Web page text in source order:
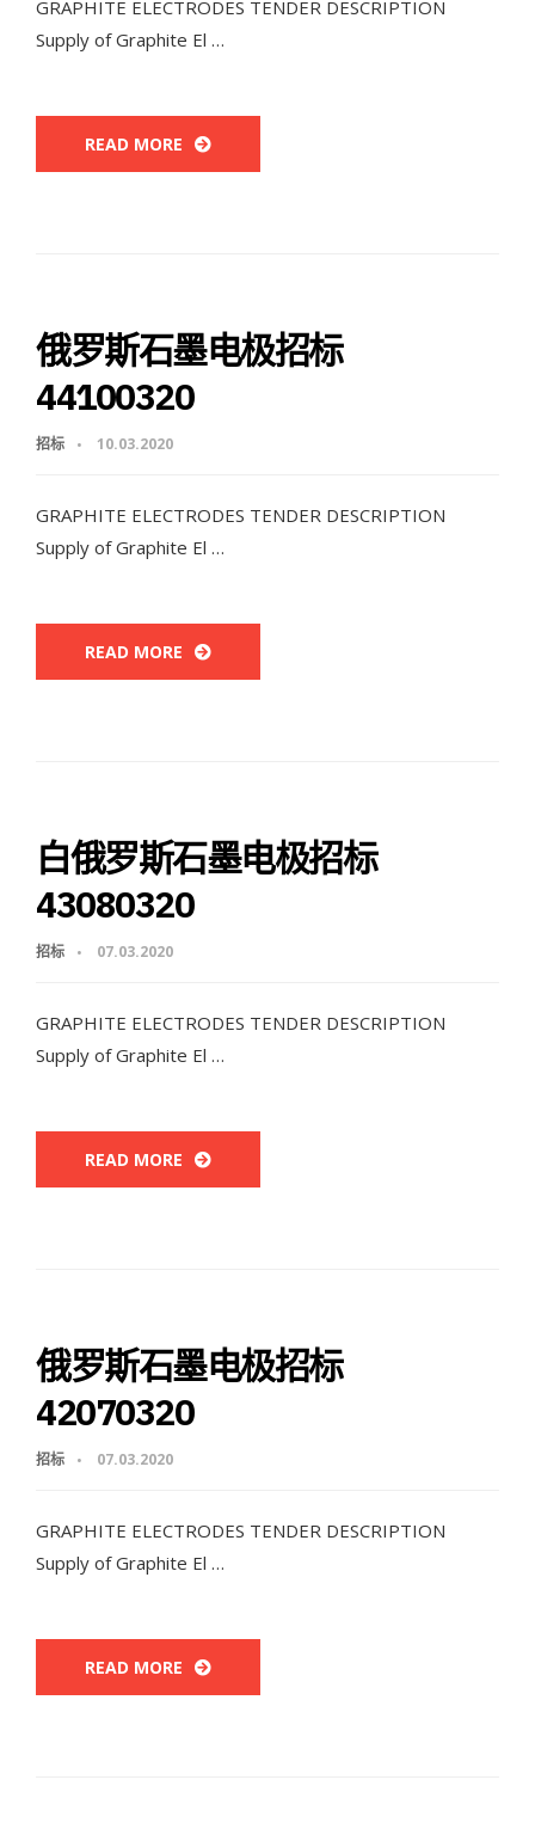
GRAPHITE ELECTRODES TENDER DESCRIPTION
Supply of Graphite El …
READ MORE
俄罗斯石墨电极招标
44100320
招标 10.03.2020
GRAPHITE ELECTRODES TENDER DESCRIPTION
Supply of Graphite El …
READ MORE
白俄罗斯石墨电极招标
43080320
招标 07.03.2020
GRAPHITE ELECTRODES TENDER DESCRIPTION
Supply of Graphite El …
READ MORE
俄罗斯石墨电极招标
42070320
招标 07.03.2020
GRAPHITE ELECTRODES TENDER DESCRIPTION
Supply of Graphite El …
READ MORE